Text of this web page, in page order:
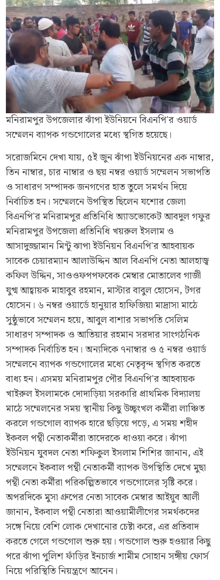
মনিরামপুর উপজেলার ঝাঁপা ইউনিয়নে বিএনপি'র ওয়ার্ড
সম্মেলন ব্যাপক গন্ডগোলের মধ্যে স্থগিত হয়েছে।
সরোজমিনে দেখা যায়, ৫ই জুন ঝাঁপা ইউনিয়নের এক নাম্বার,
তিন নাম্বার, চার নাম্বার ও ছয় নম্বর ওয়ার্ড সম্মেলন সভাপতি
ও সাধারণ সম্পাদক জনগণের হাত তুলে সমর্থন দিয়ে
নির্বাচিত হন। সম্মেলনে উপস্থিত ছিলেন যশোর জেলা
বিএনপি'র মনিরামপুর প্রতিনিধি অ্যাডভোকেট আবদুল গফুর
মনিরামপুর উপজেলা প্রতিনিধি খয়রুল ইসলাম ও
আসাদুজ্জামান মিন্টু ঝাপা ইউনিয়ন বিএনপি'র আহবায়ক
সাবেক চেয়ারম্যান আলাউদ্দিন আল বিএনপি নেতা আলহাজ্ব
কফিল উদ্দিন, সাওওফপপফবেক মেম্বার মোতালেব গাজী
যুগ্ম আহ্বায়ক মাহাবুব রহমান, মাস্টার বাবুল হোসেন, টগর
হোসেন। ৬ নম্বর ওয়ার্ডে হানুয়ার হাফিজিয়া মাদ্রাসা মাঠে
সুষ্ঠুভাবে সম্মেলন হয়ে, আবুল বাশার সভাপতি সেলিম
সাধারণ সম্পাদক ও আতিয়ার রহমান সরদার সাংগঠনিক
সম্পাদক নির্বাচিত হন। অন্যদিকে ৭নাম্বার ও ৫ নম্বর ওয়ার্ড
সম্মেলনে ব্যাপক গন্ডগোলের মধ্যে নেতৃবৃন্দ স্থগিত করতে
বাধ্য হন। এসময় মনিরামপুর পৌর বিএনপি'র আহবায়ক
খাইরুল ইসলামকে দোদাড়িয়া সরকারি প্রাথমিক বিদ্যালয়
মাঠে সম্মেলনের সময় স্থানীয় কিছু উচ্ছৃংখল কর্মীরা লাঞ্চিত
করলে গন্ডগোল ব্যাপক হারে ছড়িয়ে পড়ে, এ সময় শহীদ
ইকবল পন্থী নেতাকর্মীরা তাদেরকে ধাওয়া করে। ঝাঁপা
ইউনিয়ন যুবদল নেতা শফিকুল ইসলাম শিশির জানান, এই
সম্মেলনে ইকবাল পন্থী নেতাকর্মী ব্যাপক উপস্থিতি দেখে মুছা
পন্থী নেতা কর্মীরা পরিকল্পিতভাবে গন্ডগোলের সৃষ্টি করে।
অপরদিকে মুসা গ্রুপের নেতা সাবেক মেম্বার আইয়ুব আলী
জানান, ইকবাল পন্থী নেতারা আওয়ামীলীগের সমর্থকদের
সঙ্গে নিয়ে বেশি লোক দেখানোর চেষ্টা করে, এর প্রতিবাদ
করতে গেলে গন্ডগোল শুরু হয়। গন্ডগোল শুরু হওয়ার কিছু
পরে ঝাঁপা পুলিশ ফাঁড়ির ইনচার্জ শামীম সোহান সঙ্গীয় ফোর্স
নিয়ে পরিস্থিতি নিয়ন্ত্রণে আনেন।